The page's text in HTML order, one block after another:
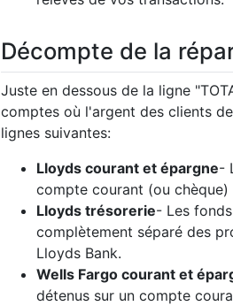
Décompte de la
Juste en dessous de la ligne
comptes où l'argent des clients
lignes suivantes:
Lloyds courant et épargne-
compte courant (ou
Lloyds trésorerie- Les
complètement séparé des
Lloyds Bank.
Wells Fargo courant et
détenus sur un compte